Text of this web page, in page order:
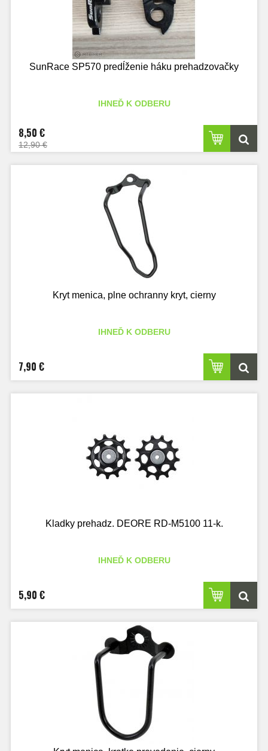
SunRace SP570 predĺženie háku prehadzovačky
IHNEĎ K ODBERU
8,50 €
12,90 €
Kryt menica, plne ochranny kryt, cierny
IHNEĎ K ODBERU
7,90 €
Kladky prehadz. DEORE RD-M5100 11-k.
IHNEĎ K ODBERU
5,90 €